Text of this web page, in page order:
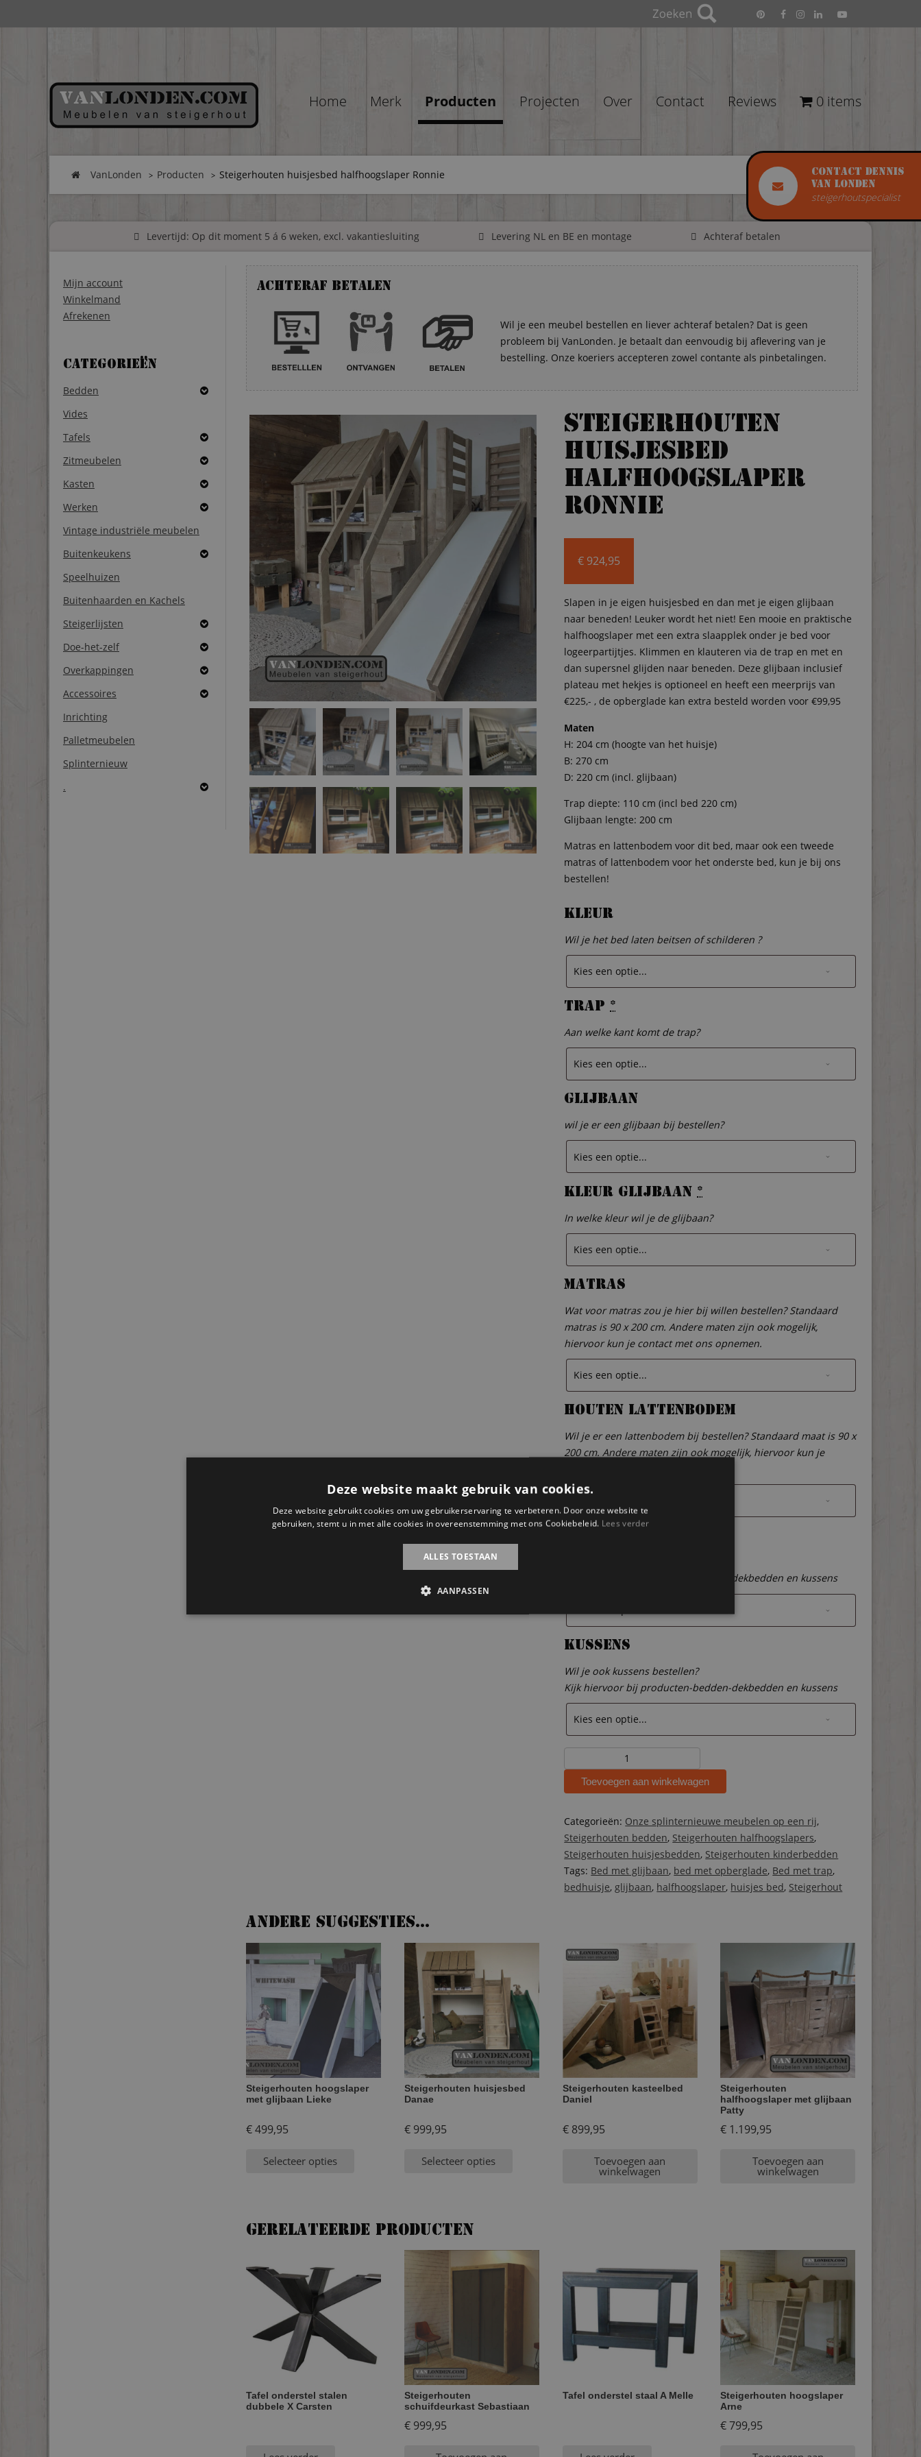
Contact Dennis
van Londen
steigerhoutspecialist
Home Merk Producten Projecten Over Contact Reviews 0 items
VanLonden Producten Steigerhouten huisjesbed halfhoogslaper Ronnie
Levertijd: Op dit moment 5 á 6 weken, excl. vakantiesluiting Levering NL en BE en montage Achteraf betalen
Mijn account
Winkelmand
Afrekenen
Categorieën
Bedden
Vides
Tafels
Zitmeubelen
Kasten
Werken
Vintage industriële meubelen
Buitenkeukens
Speelhuizen
Buitenhaarden en Kachels
Steigerlijsten
Doe-het-zelf
Overkappingen
Accessoires
Inrichting
Palletmeubelen
Splinternieuw
.
Achteraf betalen
Wil je een meubel bestellen en liever achteraf betalen? Dat is geen
probleem bij VanLonden. Je betaalt dan eenvoudig bij aflevering van je
bestelling. Onze koeriers accepteren zowel contante als pinbetalingen.
Steigerhouten
huisjesbed
halfhoogslaper
Ronnie
€ 924,95
Slapen in je eigen huisjesbed en dan met je eigen glijbaan
naar beneden! Leuker wordt het niet! Een mooie en praktische
halfhoogslaper met een extra slaapplek onder je bed voor
logeerpartijtjes. Klimmen en klauteren via de trap en met en
dan supersnel glijden naar beneden. Deze glijbaan inclusief
plateau met hekjes is optioneel en heeft een meerprijs van
€225,- , de opberglade kan extra besteld worden voor €99,95
Maten
H: 204 cm (hoogte van het huisje)
B: 270 cm
D: 220 cm (incl. glijbaan)
Trap diepte: 110 cm (incl bed 220 cm)
Glijbaan lengte: 200 cm
Matras en lattenbodem voor dit bed, maar ook een tweede
matras of lattenbodem voor het onderste bed, kun je bij ons
bestellen!
Kleur
Wil je het bed laten beitsen of schilderen ?
Trap *
Aan welke kant komt de trap?
Glijbaan
wil je er een glijbaan bij bestellen?
Kleur glijbaan *
In welke kleur wil je de glijbaan?
Matras
Wat voor matras zou je hier bij willen bestellen? Standaard
matras is 90 x 200 cm. Andere maten zijn ook mogelijk,
hiervoor kun je contact met ons opnemen.
Houten lattenbodem
Wil je er een lattenbodem bij bestellen? Standaard maat is 90 x
200 cm. Andere maten zijn ook mogelijk, hiervoor kun je
Kijk hiervoor bij producten-bedden-dekbedden en kussens
Kussens
Wil je ook kussens bestellen?
Kijk hiervoor bij producten-bedden-dekbedden en kussens
Steigerhouten
huisjesbed
halfhoogslaper
aantal
Toevoegen aan winkelwagen
Categorieën: Onze splinternieuwe meubelen op een rij,
Steigerhouten bedden, Steigerhouten halfhoogslapers,
Steigerhouten huisjesbedden, Steigerhouten kinderbedden
Tags: Bed met glijbaan, bed met opberglade, Bed met trap,
bedhuisje, glijbaan, halfhoogslaper, huisjes bed, Steigerhout
Andere suggesties…
Steigerhouten hoogslaper
met glijbaan Lieke
€499,95
Selecteer opties
Steigerhouten huisjesbed
Danae
€999,95
Selecteer opties
Steigerhouten kasteelbed
Daniel
€899,95
Toevoegen aan
winkelwagen
Steigerhouten
halfhoogslaper met glijbaan
Patty
€ 1.199,95
Toevoegen aan
winkelwagen
Gerelateerde producten
Tafel onderstel stalen
dubbele X Carsten
Steigerhouten
schuifdeurkast Sebastiaan
€999,95
Tafel onderstel staal A Melle
Steigerhouten hoogslaper
Arne
€799,95
Deze website maakt gebruik van cookies.
Deze website gebruikt cookies om uw gebruikerservaring te verbeteren. Door onze website te
gebruiken, stemt u in met alle cookies in overeenstemming met ons Cookiebeleid. Lees verder
ALLES TOESTAAN
AANPASSEN